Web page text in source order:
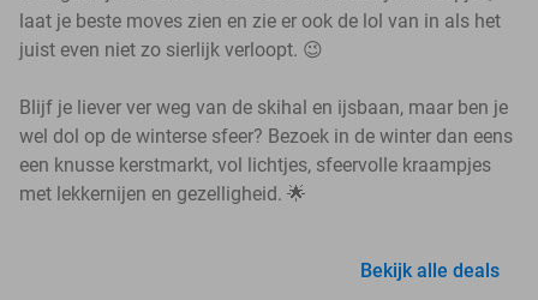
laat je beste moves zien en zie er ook de lol van in als het
juist even niet zo sierlijk verloopt. 😉
Blijf je liever ver weg van de skihal en ijsbaan, maar ben je
wel dol op de winterse sfeer? Bezoek in de winter dan eens
een knusse kerstmarkt, vol lichtjes, sfeervolle kraampjes
met lekkernijen en gezelligheid. 🌟
Bekijk alle deals